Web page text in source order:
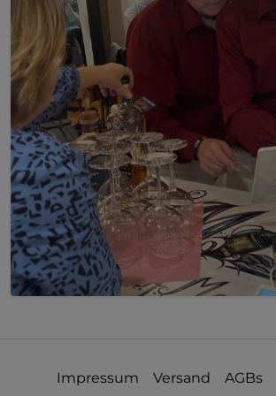
Impressum Versand AGBs